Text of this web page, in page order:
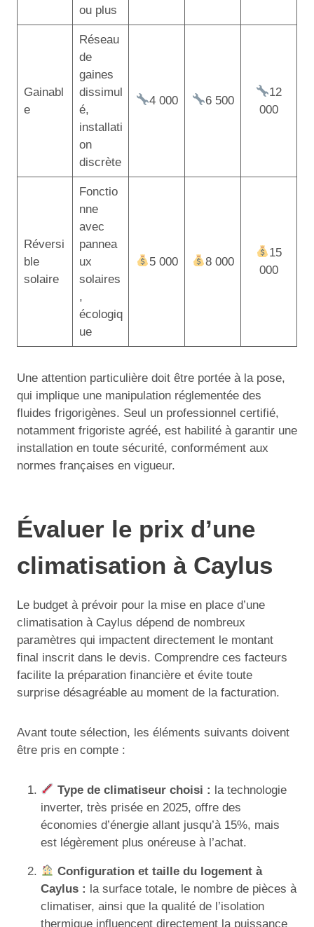
ou plus
Gainabl
e
Réseau
de
gaines
dissimul
é,
installati
on
discrète
4 000 6 500
12
000
Réversi
ble
solaire
Fonctio
nne
avec
pannea
ux
solaires
,
écologiq
ue
5 000 8 000
15
000
Une attention particulière doit être portée à la pose,
qui implique une manipulation réglementée des
fluides frigorigènes. Seul un professionnel certifié,
notamment frigoriste agréé, est habilité à garantir une
installation en toute sécurité, conformément aux
normes françaises en vigueur.
Évaluer le prix d’une
climatisation à Caylus
Le budget à prévoir pour la mise en place d’une
climatisation à Caylus dépend de nombreux
paramètres qui impactent directement le montant
final inscrit dans le devis. Comprendre ces facteurs
facilite la préparation financière et évite toute
surprise désagréable au moment de la facturation.
Avant toute sélection, les éléments suivants doivent
être pris en compte :
Type de climatiseur choisi : la technologie
inverter, très prisée en 2025, offre des
économies d’énergie allant jusqu’à 15%, mais
est légèrement plus onéreuse à l’achat.
Configuration et taille du logement à
Caylus : la surface totale, le nombre de pièces à
climatiser, ainsi que la qualité de l’isolation
thermique influencent directement la puissance